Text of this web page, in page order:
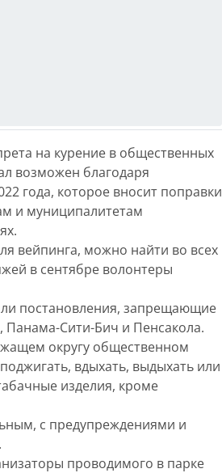
на курение в общественных
возможен благодаря
года, которое вносит поправки
и муниципалитетам
вейпинга, можно найти во всех
в сентябре волонтеры
постановления, запрещающие
Панама-Сити-Бич и Пенсакола.
округу общественном
вдыхать, выдыхать или
изделия, кроме
с предупреждениями и
проводимого в парке